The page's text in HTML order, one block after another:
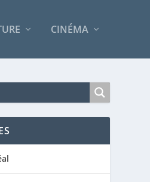
CINÉMA